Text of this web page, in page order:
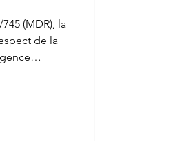
(MDR), la
de la